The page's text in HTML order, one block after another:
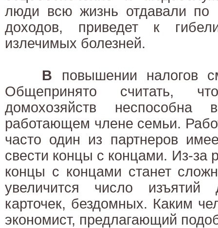
люди всю жизнь отдавали по
доходов, приведет к
излечимых болезней.
В повышении налогов
Общепринято считать,
домохозяйств
работающем члене семьи.
часто один из партнеров
свести концы с концами. Из-за
концы с концами станет
увеличится число изъятий
карточек, бездомных. Каким
экономист, предлагающий